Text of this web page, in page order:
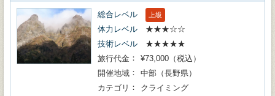
総合レベル 上級
体力レベル
★★★☆☆
技術レベル
★★★★★
旅行代金
¥73,000（税込）
開催地域
中部（長野県）
カテゴリ
クライミング